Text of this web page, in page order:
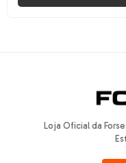
Loja Oficial da